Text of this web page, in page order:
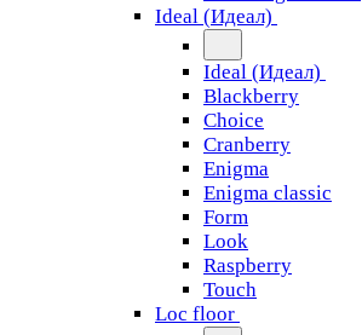
Ideal (Идеал)
Ideal (Идеал)
Blackberry
Choice
Cranberry
Enigma
Enigma classic
Form
Look
Raspberry
Touch
Loc floor